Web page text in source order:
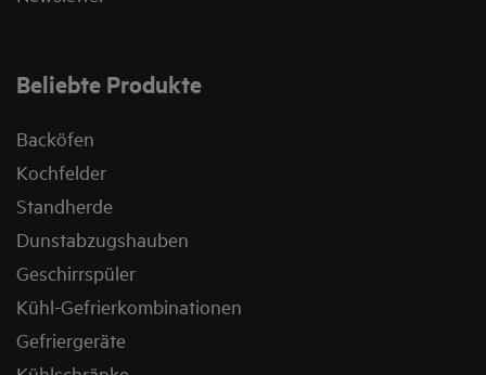
Beliebte Produkte
Backöfen
Kochfelder
Standherde
Dunstabzugshauben
Geschirrspüler
Kühl-Gefrierkombinationen
Gefriergeräte